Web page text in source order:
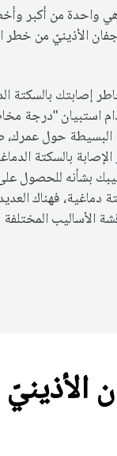
واحدة من أكبر
إصابتك بالسكتة
استبيان "درجة
البسيطة حول عمرك،
بالسكتة
بشأنه للحصول
دماغية، فهناك
الأساليب